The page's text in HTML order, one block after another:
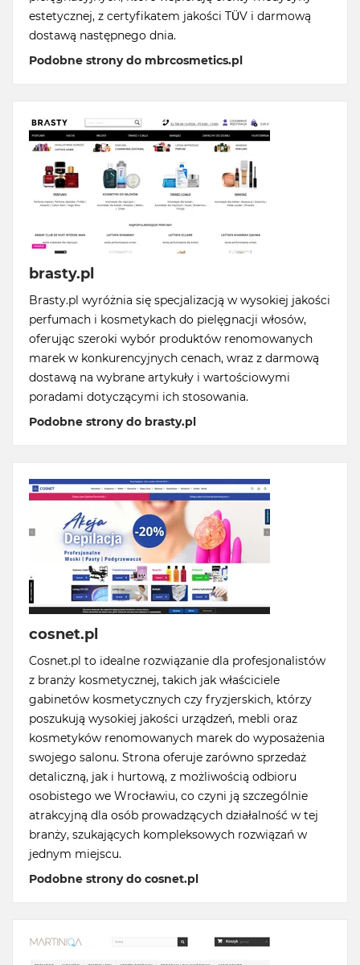
estetycznej, z certyfikatem jakości TÜV i darmową
dostawą następnego dnia.
Podobne strony do mbrcosmetics.pl
brasty.pl
Brasty.pl wyróżnia się specjalizacją w wysokiej jakości
perfumach i kosmetykach do pielęgnacji włosów,
oferując szeroki wybór produktów renomowanych
marek w konkurencyjnych cenach, wraz z darmową
dostawą na wybrane artykuły i wartościowymi
poradami dotyczącymi ich stosowania.
Podobne strony do brasty.pl
cosnet.pl
Cosnet.pl to idealne rozwiązanie dla profesjonalistów
z branży kosmetycznej, takich jak właściciele
gabinetów kosmetycznych czy fryzjerskich, którzy
poszukują wysokiej jakości urządzeń, mebli oraz
kosmetyków renomowanych marek do wyposażenia
swojego salonu. Strona oferuje zarówno sprzedaż
detaliczną, jak i hurtową, z możliwością odbioru
osobistego we Wrocławiu, co czyni ją szczególnie
atrakcyjną dla osób prowadzących działalność w tej
branży, szukających kompleksowych rozwiązań w
jednym miejscu.
Podobne strony do cosnet.pl